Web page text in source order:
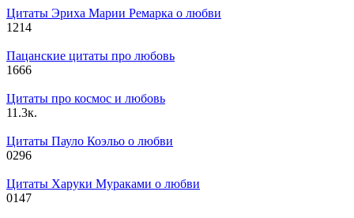
Цитаты Эриха Марии Ремарка о любви
1 214
Пацанские цитаты про любовь
1666
Цитаты про космос и любовь
11.3к.
Цитаты Пауло Коэльо о любви
0296
Цитаты Харуки Мураками о любви
0147